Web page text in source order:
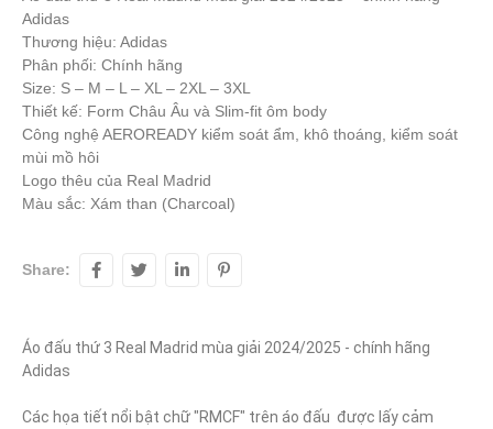
Adidas
Thương hiệu: Adidas
Phân phối: Chính hãng
Size: S – M – L – XL – 2XL – 3XL
Thiết kế: Form Châu Âu và Slim-fit ôm body
Công nghệ AEROREADY kiểm soát ẩm, khô thoáng, kiểm soát
mùi mồ hôi
Logo thêu của Real Madrid
Màu sắc: Xám than (Charcoal)
Share:
Áo đấu thứ 3 Real Madrid mùa giải 2024/2025 - chính hãng
Adidas
Các họa tiết nổi bật chữ "RMCF" trên áo đấu  được lấy cảm